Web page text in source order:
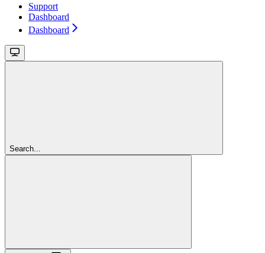
Support
Dashboard
Dashboard
Search...